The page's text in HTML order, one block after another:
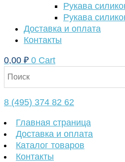
Рукава
Рукава
Доставка и оплата
Контакты
0,00 ₽ 0 Cart
8 (495) 374 82 62
Главная страница
Доставка и оплата
Каталог товаров
Контакты